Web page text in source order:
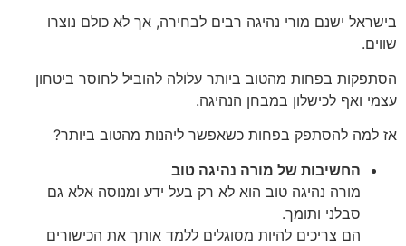
בישראל ישנם מורי נהיגה רבים לבחירה, אך לא כולם נוצרו
שווים.
הסתפקות בפחות מהטוב ביותר עלולה להוביל לחוסר ביטחון
עצמי ואף לכישלון במבחן הנהיגה.
אז למה להסתפק בפחות כשאפשר ליהנות מהטוב ביותר?
החשיבות של מורה נהיגה טוב
מורה נהיגה טוב הוא לא רק בעל ידע ומנוסה אלא גם
סבלני ותומך.
הם צריכים להיות מסוגלים ללמד אותך את הכישורים